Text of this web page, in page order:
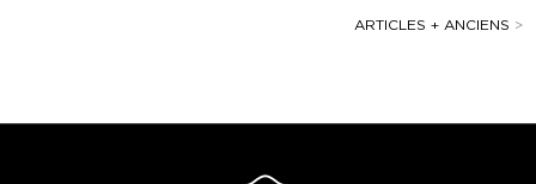
ARTICLES + ANCIENS >